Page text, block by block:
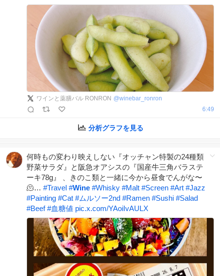
ワインと薬膳バル RONRON @winebar_ronron
6:49
分析グラフを見る
何時もの変わり映えしない『オッチャン特製の24種類
野菜サラダ』と阪急オアシスの『国産牛三角バラステ
ーキ78g』 、きのこ類と一緒に今から昼食でんがな〜
🫠… #Travel #Wine #Whisky #Malt #Screen #Art #Jazz
#Painting #Cat #ムルソー2nd #Ramen #Sushi #Salad
#Beef #血糖値 pic.x.com/YAoiIvAULX